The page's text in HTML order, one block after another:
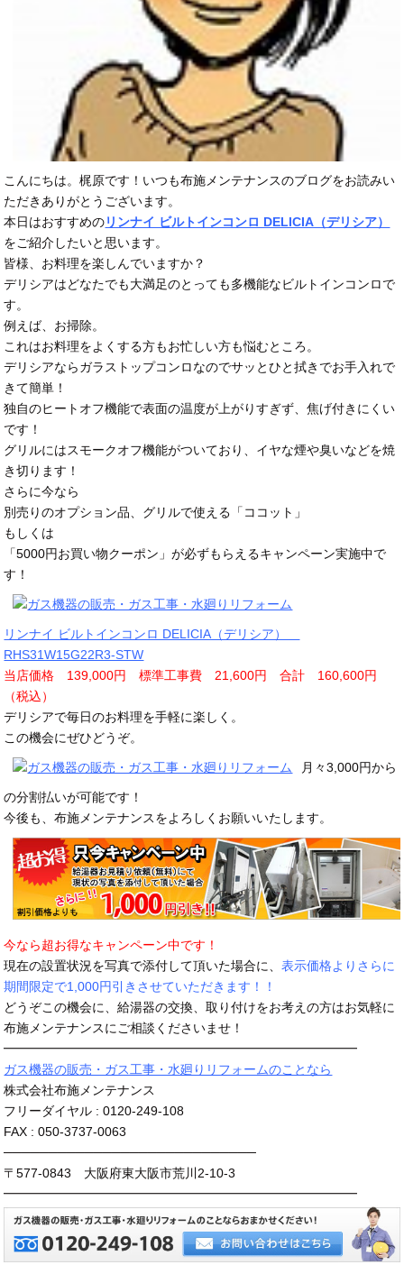
こんにちは。梶原です！いつも布施メンテナンスのブログをお読みい
ただきありがとうございます。
本日はおすすめのリンナイ ビルトインコンロ DELICIA（デリシア）
をご紹介したいと思います。
皆様、お料理を楽しんでいますか？
デリシアはどなたでも大満足のとっても多機能なビルトインコンロで
す。
例えば、お掃除。
これはお料理をよくする方もお忙しい方も悩むところ。
デリシアならガラストップコンロなのでサッとひと拭きでお手入れで
きて簡単！
独自のヒートオフ機能で表面の温度が上がりすぎず、焦げ付きにくい
です！
グリルにはスモークオフ機能がついており、イヤな煙や臭いなどを焼
き切ります！
さらに今なら
別売りのオプション品、グリルで使える「ココット」
もしくは
「5000円お買い物クーポン」が必ずもらえるキャンペーン実施中で
す！
リンナイ ビルトインコンロ DELICIA（デリシア）
RHS31W15G22R3-STW
当店価格 139,000円 標準工事費 21,600円 合計 160,600円
（税込）
デリシアで毎日のお料理を手軽に楽しく。
この機会にぜひどうぞ。
月々3,000円から
の分割払いが可能です！
今後も、布施メンテナンスをよろしくお願いいたします。
今なら超お得なキャンペーン中です！
現在の設置状況を写真で添付して頂いた場合に、表示価格よりさらに
期間限定で1,000円引きさせていただきます！！
どうぞこの機会に、給湯器の交換、取り付けをお考えの方はお気軽に
布施メンテナンスにご相談くださいませ！
━━━━━━━━━━━━━━━━━━━━━━━━━━━━
ガス機器の販売・ガス工事・水廻りリフォームのことなら
株式会社布施メンテナンス
フリーダイヤル : 0120-249-108
FAX : 050-3737-0063
────────────────────────────
〒577-0843 大阪府東大阪市荒川2-10-3
━━━━━━━━━━━━━━━━━━━━━━━━━━━━